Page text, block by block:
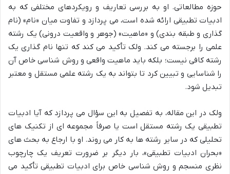
حوزه مطالعاتی. او به بررسی تعاریف و رویکردهای مختلفی که به
ادبیات تطبیقی ارائه شده است، می پردازد و تفاوت میان «نام» (نام
گذاری و طبقه بندی) و «ماهیت» (جوهر و واقعیت درونی) یک رشته
علمی را برجسته می کند. ولک تأکید می کند که تنها نام گذاری یک
رشته کافی نیست؛ بلکه باید ماهیت واقعی و روش شناسی خاص آن
را شناسایی و تبیین کرد تا بتواند به یک رشته علمی مستقل و معتبر
تبدیل شود.
ولک در این مقاله، به تفصیل به این سؤال می پردازد که آیا ادبیات
تطبیقی یک رشته مستقل است یا صرفاً مجموعه ای از تکنیک های
تحلیلی که در سایر رشته ها به کار می روند. او با ارجاع به بحث های
«بحران ادبیات تطبیقی»، بار دیگر بر ضرورت تعریف یک چارچوب
نظری منسجم و روش شناسی خاص برای ادبیات تطبیقی تأکید می